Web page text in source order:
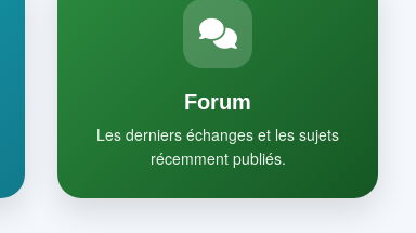
Forum
Les derniers échanges et les sujets
récemment publiés.